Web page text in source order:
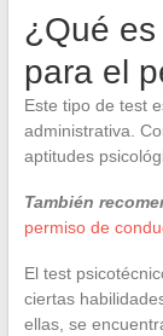
¿Qué
para el
Este tipo de test
administrativa.
aptitudes
También
permiso de
El test
ciertas
ellas, se